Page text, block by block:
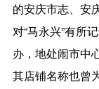
的安庆市志、安
对“马永兴”有所
办，地处闹市中
其店铺名称也曾